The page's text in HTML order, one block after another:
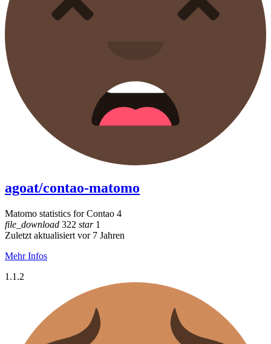
agoat/contao-matomo
Matomo statistics for Contao 4
file_download 322 star1
Zuletzt aktualisiert vor 7 Jahren
Mehr Infos
1.1.2